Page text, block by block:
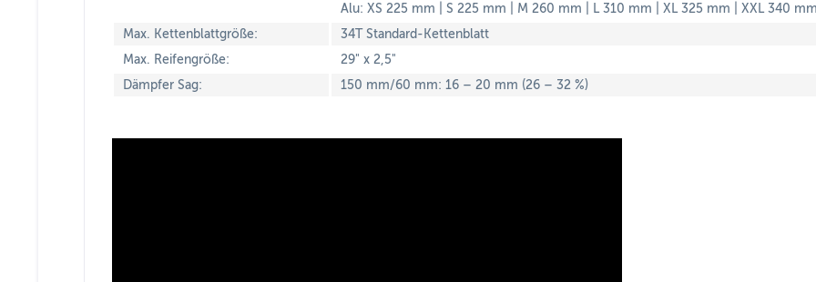
Alu: XS 225 mm | S 225 mm | M 260 mm | L 310 mm | XL 325 mm | XXL 340 mm
Max. Kettenblattgröße:
34T Standard-Kettenblatt
Max. Reifengröße:
29" x 2,5"
Dämpfer Sag:
150 mm/60 mm: 16 – 20 mm (26 – 32 %)